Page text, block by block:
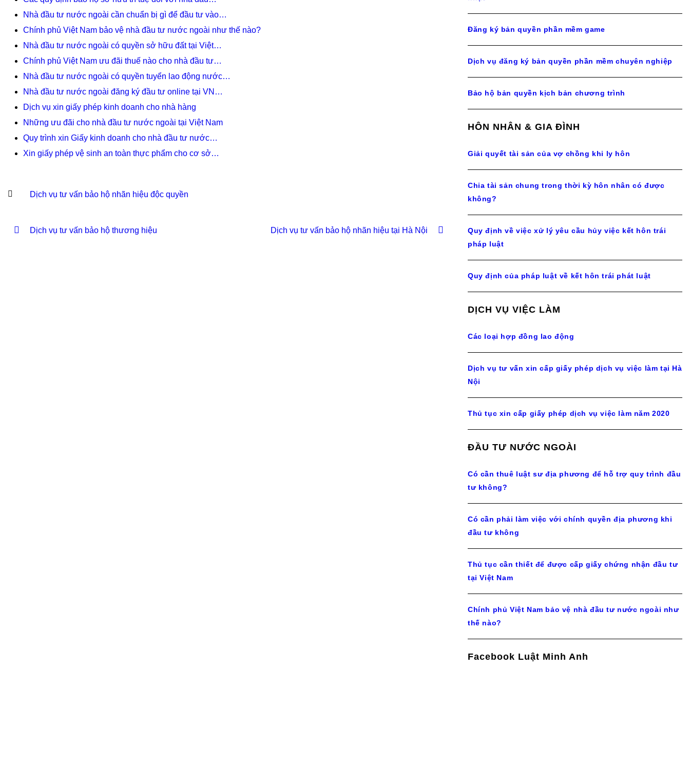
Nhà đầu tư nước ngoài cần chuẩn bị gì để đầu tư vào…
Chính phủ Việt Nam bảo vệ nhà đầu tư nước ngoài như thế nào?
Nhà đầu tư nước ngoài có quyền sở hữu đất tại Việt…
Chính phủ Việt Nam ưu đãi thuế nào cho nhà đầu tư…
Nhà đầu tư nước ngoài có quyền tuyển lao động nước…
Nhà đầu tư nước ngoài đăng ký đầu tư online tại VN…
Dịch vụ xin giấy phép kinh doanh cho nhà hàng
Những ưu đãi cho nhà đầu tư nước ngoài tại Việt Nam
Quy trình xin Giấy kinh doanh cho nhà đầu tư nước…
Xin giấy phép vệ sinh an toàn thực phẩm cho cơ sở…
Dịch vụ tư vấn bảo hộ nhãn hiệu độc quyền
Dịch vụ tư vấn bảo hộ thương hiệu Dịch vụ tư vấn bảo hộ nhãn hiệu tại Hà Nội
Đăng ký bản quyền phần mềm game
Dịch vụ đăng ký bản quyền phần mềm chuyên nghiệp
Bảo hộ bản quyền kịch bản chương trình
HÔN NHÂN & GIA ĐÌNH
Giải quyết tài sản của vợ chồng khi ly hôn
Chia tài sản chung trong thời kỳ hôn nhân có được
không?
Quy định về việc xử lý yêu cầu hủy việc kết hôn trái
pháp luật
Quy định của pháp luật về kết hôn trái phát luật
DỊCH VỤ VIỆC LÀM
Các loại hợp đồng lao động
Dịch vụ tư vấn xin cấp giấy phép dịch vụ việc làm tại Hà
Nội
Thủ tục xin cấp giấy phép dịch vụ việc làm năm 2020
ĐẦU TƯ NƯỚC NGOÀI
Có cần thuê luật sư địa phương để hỗ trợ quy trình đầu
tư không?
Có cần phải làm việc với chính quyền địa phương khi
đầu tư không
Thủ tục cần thiết để được cấp giấy chứng nhận đầu tư
tại Việt Nam
Chính phủ Việt Nam bảo vệ nhà đầu tư nước ngoài như
thế nào?
Facebook Luật Minh Anh